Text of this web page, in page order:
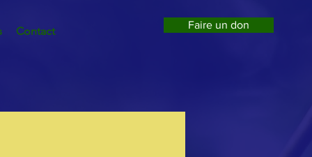
Contact Faire un don